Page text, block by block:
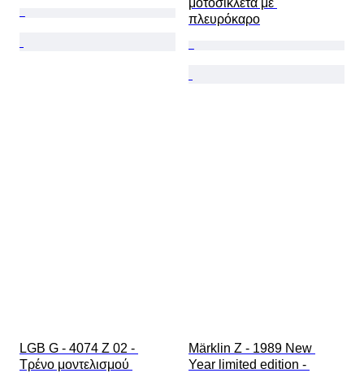
μοτοσικλέτα με
πλευρόκαρο
LGB G - 4074 Z 02 -
Τρένο μοντελισμού
Märklin Z - 1989 New
Year limited edition -